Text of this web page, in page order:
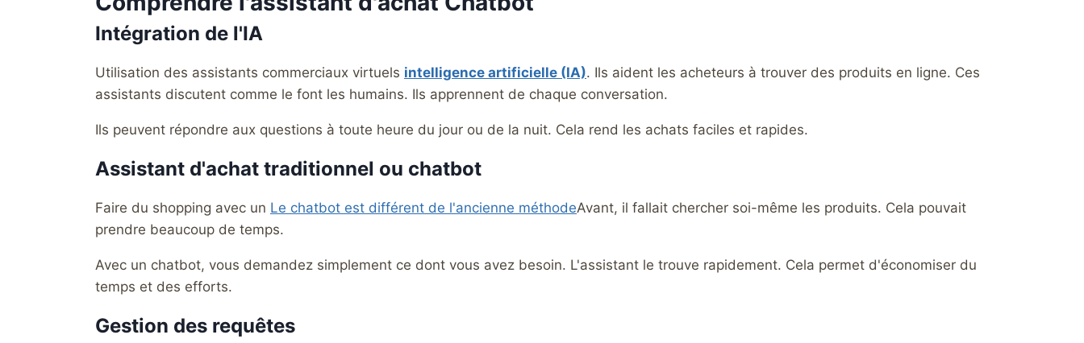
Intégration de l'IA
Utilisation des assistants commerciaux virtuels intelligence artificielle (IA). Ils aident les acheteurs à trouver des produits en ligne. Ces
assistants discutent comme le font les humains. Ils apprennent de chaque conversation.
Ils peuvent répondre aux questions à toute heure du jour ou de la nuit. Cela rend les achats faciles et rapides.
Assistant d'achat traditionnel ou chatbot
Faire du shopping avec un Le chatbot est différent de l'ancienne méthodeAvant, il fallait chercher soi-même les produits. Cela pouvait
prendre beaucoup de temps.
Avec un chatbot, vous demandez simplement ce dont vous avez besoin. L'assistant le trouve rapidement. Cela permet d'économiser du
temps et des efforts.
Gestion des requêtes